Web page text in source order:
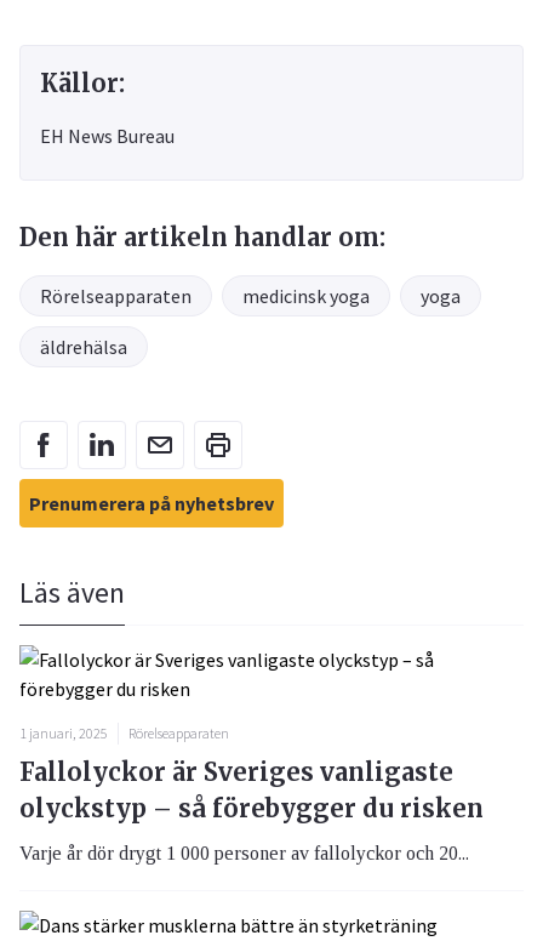
Källor:
EH News Bureau
Den här artikeln handlar om:
Rörelseapparaten medicinsk yoga yoga
äldrehälsa
Prenumerera på nyhetsbrev
Läs även
1 januari, 2025 Rörelseapparaten
Fallolyckor är Sveriges vanligaste
olyckstyp – så förebygger du risken
Varje år dör drygt 1 000 personer av fallolyckor och 20...